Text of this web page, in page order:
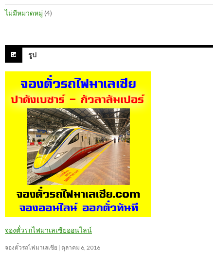
ไม่มีหมวดหมู่ (4)
รูป
จองตั๋วรถไฟมาเลเซียออนไลน์
จองตั๋วรถไฟมาเลเซีย ตุลาคม 6, 2016